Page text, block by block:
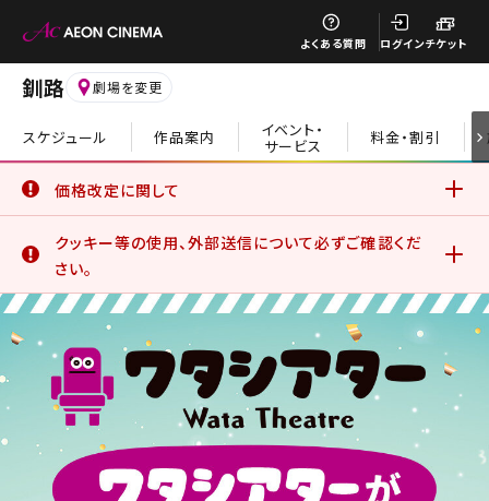
よくある質問 ログインチケット
釧路 劇場を変更
スケジュール 作品案内 イベント・
サービス 料金・割引
価格改定に関して
格改定を実施いたしました。
詳細はこちら
クッキー等の使用、外部送信について必ずご確認くだ
さい。
イオンシネマ公式アプリをご利用のお客さま
公式アプリでは、サービスの利用状況分析やお客さまの体験
を向上させるためにクッキー等を使用しています。このままご
利用になる場合、クッキー等の使用に同意したことになりま
す。詳しくは、サイトポリシーをご覧ください。
詳細はこちら
閉じる
閉じる